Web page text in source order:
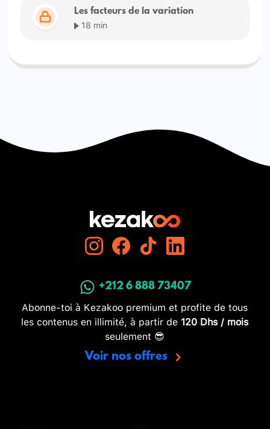
Les facteurs de la variation
18 min
+212 6 888 73407
Abonne-toi à Kezakoo premium et profite de tous
les contenus en illimité, à partir de 120 Dhs / mois
seulement 😎
Voir nos offres